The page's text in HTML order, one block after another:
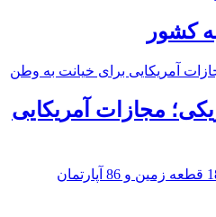
کشور
مجازات آمریکایی